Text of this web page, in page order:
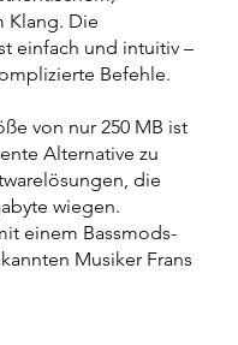
Klang. Die
einfach und intuitiv –
Befehle.
von nur 250 MB ist
Alternative zu
die
wiegen.
einem Bassmods-
Musiker Frans